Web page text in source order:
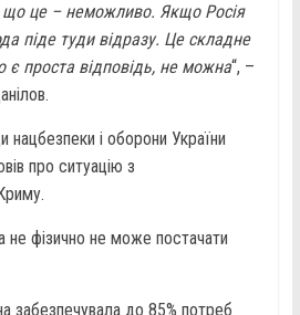
що це – неможливо. Якщо Росія
піде туди відразу. Це складне
є проста відповідь, не можна“, –
нацбезпеки і оборони України
про ситуацію з
не фізично не може постачати
забезпечувала до 85% потреб